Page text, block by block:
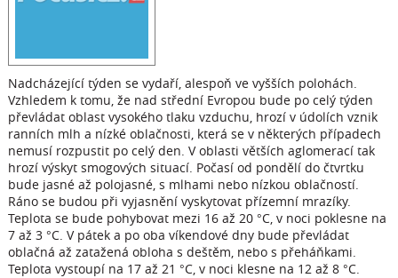
Nadcházející týden se vydaří, alespoň ve vyšších polohách.
Vzhledem k tomu, že nad střední Evropou bude po celý týden
převládat oblast vysokého tlaku vzduchu, hrozí v údolích vznik
ranních mlh a nízké oblačnosti, která se v některých případech
nemusí rozpustit po celý den. V oblasti větších aglomerací tak
hrozí výskyt smogových situací. Počasí od pondělí do čtvrtku
bude jasné až polojasné, s mlhami nebo nízkou oblačností.
Ráno se budou při vyjasnění vyskytovat přízemní mrazíky.
Teplota se bude pohybovat mezi 16 až 20 °C, v noci poklesne na
7 až 3 °C. V pátek a po oba víkendové dny bude převládat
oblačná až zatažená obloha s deštěm, nebo s přeháňkami.
Teplota vystoupí na 17 až 21 °C, v noci klesne na 12 až 8 °C.